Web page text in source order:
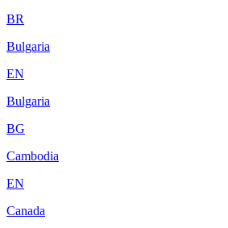
BR
Bulgaria
EN
Bulgaria
BG
Cambodia
EN
Canada